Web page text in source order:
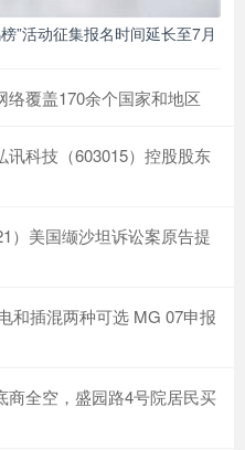
”活动征集报名时间延长至7月
覆盖170余个国家和地区
科技（603015）控股股东
）美国缬沙坦诉讼案原告提
和插混两种可选 MG 07申报
商全空，盛园路4号院居民买